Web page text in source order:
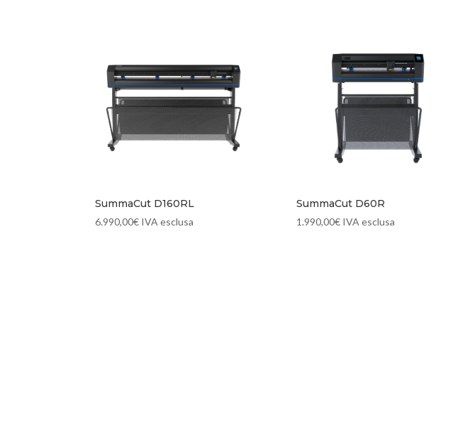
SummaCut D160RL
6.990,00€ IVA esclusa
SummaCut D60R
1.990,00€ IVA esclusa